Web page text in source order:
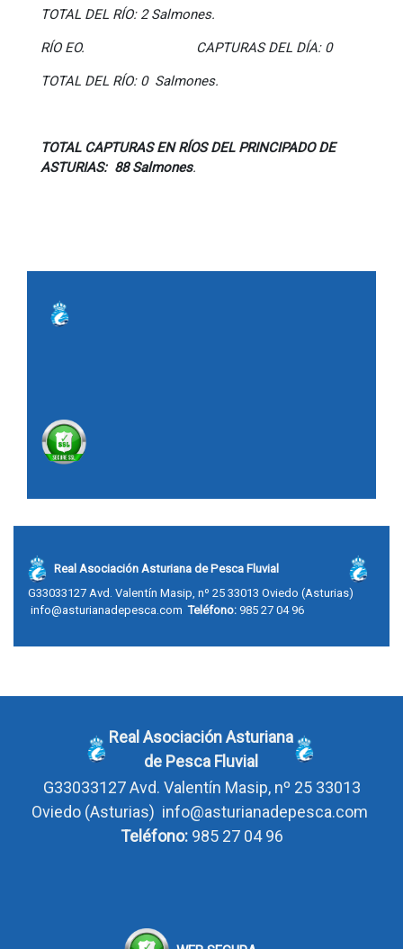
TOTAL DEL RÍO: 2 Salmones.
RÍO EO. CAPTURAS DEL DÍA: 0
TOTAL DEL RÍO: 0 Salmones.
TOTAL CAPTURAS EN RÍOS DEL PRINCIPADO DE
ASTURIAS: 88 Salmones.
Real Asociación Asturiana de Pesca Fluvial
G33033127 Avd. Valentín Masip, nº 25 33013 Oviedo (Asturias)
info@asturianadepesca.com Teléfono: 985 27 04 96
Real Asociación Asturiana
de Pesca Fluvial
G33033127Avd. Valentín Masip, nº 25 33013
Oviedo (Asturias) info@asturianadepesca.com
Teléfono:985 27 04 96